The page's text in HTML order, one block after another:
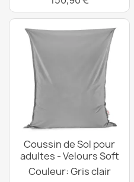
Coussin de Sol pour
adultes - Velours Soft
Couleur: Gris clair